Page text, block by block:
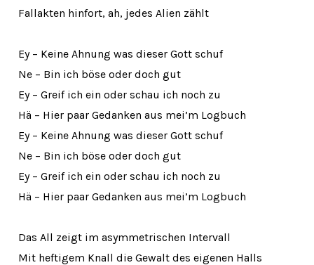
Fallakten hinfort, ah, jedes Alien zählt
Ey – Keine Ahnung was dieser Gott schuf
Ne – Bin ich böse oder doch gut
Ey – Greif ich ein oder schau ich noch zu
Hä – Hier paar Gedanken aus mei’m Logbuch
Ey – Keine Ahnung was dieser Gott schuf
Ne – Bin ich böse oder doch gut
Ey – Greif ich ein oder schau ich noch zu
Hä – Hier paar Gedanken aus mei’m Logbuch
Das All zeigt im asymmetrischen Intervall
Mit heftigem Knall die Gewalt des eigenen Halls